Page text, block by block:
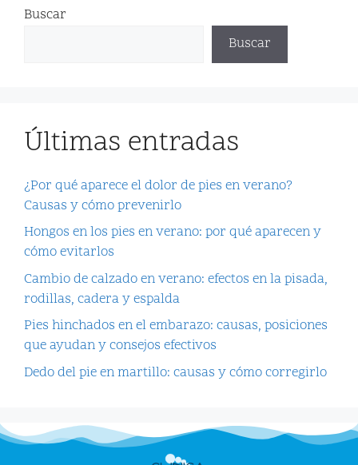
Buscar
Buscar
Últimas entradas
¿Por qué aparece el dolor de pies en verano?
Causas y cómo prevenirlo
Hongos en los pies en verano: por qué aparecen y
cómo evitarlos
Cambio de calzado en verano: efectos en la pisada,
rodillas, cadera y espalda
Pies hinchados en el embarazo: causas, posiciones
que ayudan y consejos efectivos
Dedo del pie en martillo: causas y cómo corregirlo